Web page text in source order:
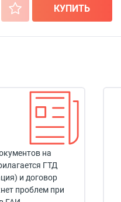
+ КУПИТЬ
на
ГТД
и договор
проблем при